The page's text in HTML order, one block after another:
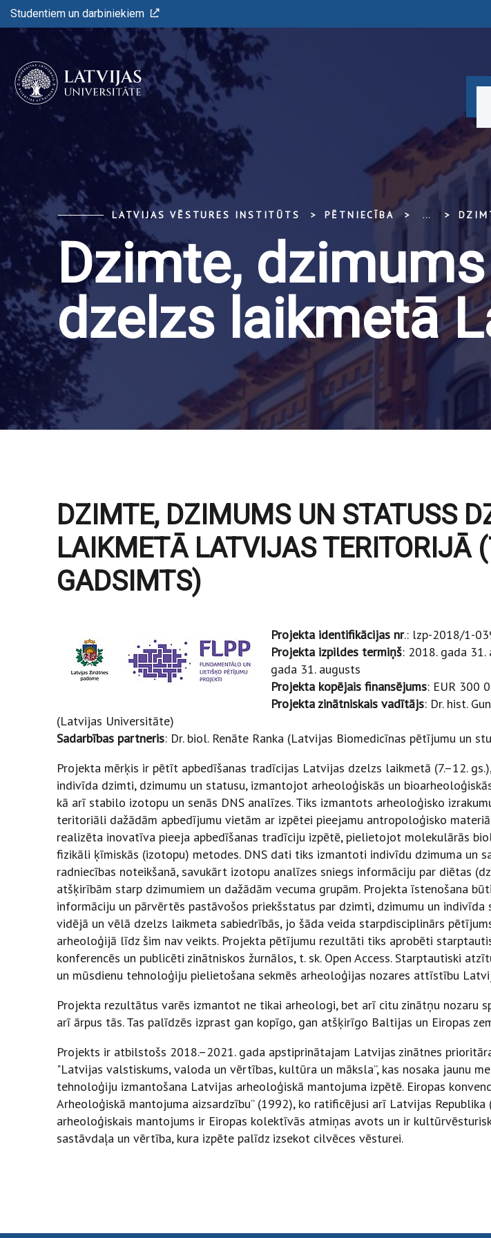
Studentiem un darbiniekiem
LATVIJAS VĒSTURES INSTITŪTS PĒTNIECĪBA ...
Dzimte,
dzelzs laikmetā
DZIMTE, DZIMUMS UN STATUSS
LAIKMETĀ LATVIJAS TERITORIJĀ
GADSIMTS)
Projekta identifikācijas nr.: lzp-2018/1-
Projekta izpildes termiņš: 2018. gada
gada 31. augusts
Projekta kopējais finansējums: EUR 300
Projekta zinātniskais vadītājs: Dr. hist.
(Latvijas Universitāte)
Sadarbības partneris: Dr. biol. Renāte Ranka (Latvijas Biomedicīnas pētījumu un
Projekta mērķis ir pētīt apbedīšanas tradīcijas Latvijas dzelzs laikmetā (7.–12.
indivīda dzimti, dzimumu un statusu, izmantojot arheoloģiskās un
kā arī stabilo izotopu un senās DNS analīzes. Tiks izmantots arheoloģisko
teritoriāli dažādām apbedījumu vietām ar izpētei pieejamu antropoloģisko
realizēta inovatīva pieeja apbedīšanas tradīciju izpētē, pielietojot molekulārās
fizikāli ķīmiskās (izotopu) metodes. DNS dati tiks izmantoti indivīdu dzimuma un
radniecības noteikšanā, savukārt izotopu analīzes sniegs informāciju par diētas
atšķirībām starp dzimumiem un dažādām vecuma grupām. Projekta īstenošana
informāciju un pārvērtēs pastāvošos priekšstatus par dzimti, dzimumu un
vidējā un vēlā dzelzs laikmeta sabiedrībās, jo šāda veida starpdisciplinārs
arheoloģijā līdz šim nav veikts. Projekta pētījumu rezultāti tiks aprobēti
konferencēs un publicēti zinātniskos žurnālos, t. sk. Open Access. Starptautiski
un mūsdienu tehnoloģiju pielietošana sekmēs arheoloģijas nozares attīstību
Projekta rezultātus varēs izmantot ne tikai arheologi, bet arī citu zinātņu nozaru
arī ārpus tās. Tas palīdzēs izprast gan kopīgo, gan atšķirīgo Baltijas un Eiropas
Projekts ir atbilstošs 2018.–2021. gada apstiprinātajam Latvijas zinātnes
"Latvijas valstiskums, valoda un vērtības, kultūra un māksla”, kas nosaka jaunu
tehnoloģiju izmantošana Latvijas arheoloģiskā mantojuma izpētē. Eiropas
Arheoloģiskā mantojuma aizsardzību” (1992), ko ratificējusi arī Latvijas Republika
arheoloģiskais mantojums ir Eiropas kolektīvās atmiņas avots un ir
sastāvdaļa un vērtība, kura izpēte palīdz izsekot cilvēces vēsturei.